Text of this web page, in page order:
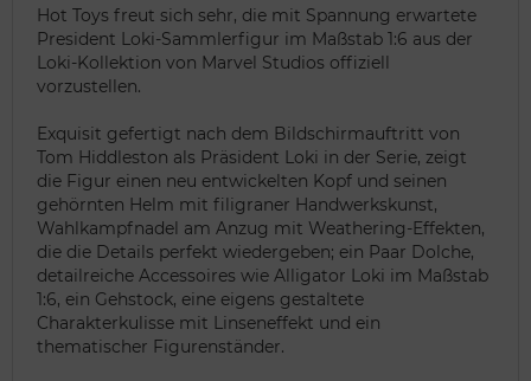
Hot Toys freut sich sehr, die mit Spannung erwartete
President Loki-Sammlerfigur im Maßstab 1:6 aus der
Loki-Kollektion von Marvel Studios offiziell
vorzustellen.
Exquisit gefertigt nach dem Bildschirmauftritt von
Tom Hiddleston als Präsident Loki in der Serie, zeigt
die Figur einen neu entwickelten Kopf und seinen
gehörnten Helm mit filigraner Handwerkskunst,
Wahlkampfnadel am Anzug mit Weathering-Effekten,
die die Details perfekt wiedergeben; ein Paar Dolche,
detailreiche Accessoires wie Alligator Loki im Maßstab
1:6, ein Gehstock, eine eigens gestaltete
Charakterkulisse mit Linseneffekt und ein
thematischer Figurenständer.